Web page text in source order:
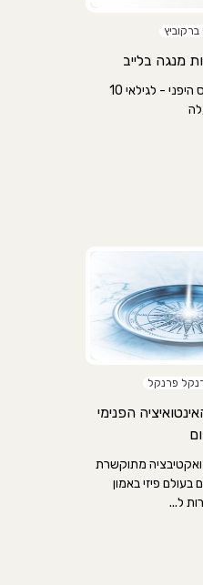
מנגה בלייב
ציור דמויות הקומיקס היפני - לגילאי 10
פרנקל
הפנימי
מתוקשרת
בעולם פיזי באמון
ל...